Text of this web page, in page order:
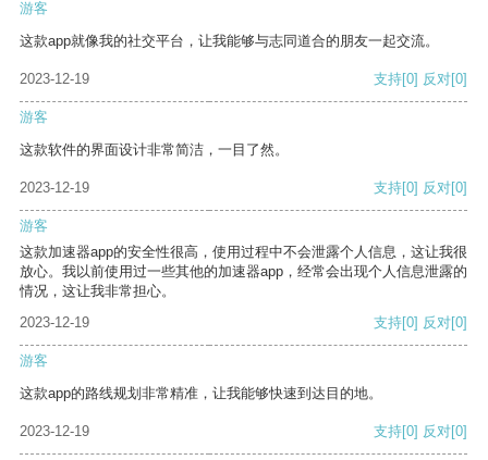
游客
这款app就像我的社交平台，让我能够与志同道合的朋友一起交流。
2023-12-19 支持[0] 反对[0]
游客
这款软件的界面设计非常简洁，一目了然。
2023-12-19 支持[0] 反对[0]
游客
这款加速器app的安全性很高，使用过程中不会泄露个人信息，这让我很
放心。我以前使用过一些其他的加速器app，经常会出现个人信息泄露的
情况，这让我非常担心。
2023-12-19
支持[0] 反对[0]
游客
这款app的路线规划非常精准，让我能够快速到达目的地。
2023-12-19 支持[0] 反对[0]